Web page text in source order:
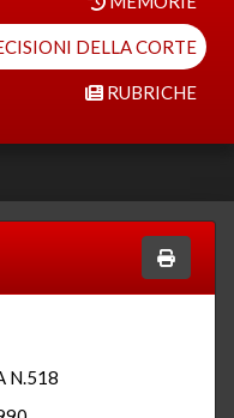
DELLA CORTE
RUBRICHE
N.518